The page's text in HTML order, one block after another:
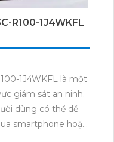
R100-1J4WKFL
1J4WKFL là một
giám sát an ninh.
dùng có thể dễ
smartphone hoặc